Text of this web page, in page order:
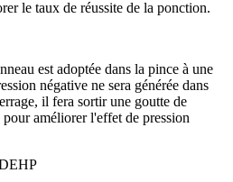
le taux de réussite de la ponction.
est adoptée dans la pince à une
négative ne sera générée dans
il fera sortir une goutte de
améliorer l'effet de pression